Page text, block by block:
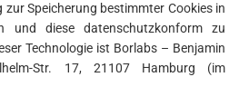
zur Speicherung bestimmter Cookies in
und diese datenschutzkonform zu
Technologie ist Borlabs – Benjamin
Str. 17, 21107 Hamburg (im